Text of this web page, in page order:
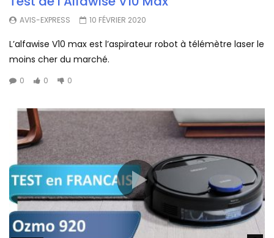
AVIS-EXPRESS 10 FÉVRIER 2020
L’alfawise V10 max est l’aspirateur robot à télémètre laser le
moins cher du marché.
0 0 0